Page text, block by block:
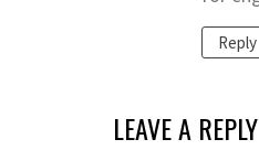
Reply
LEAVE A REPLY